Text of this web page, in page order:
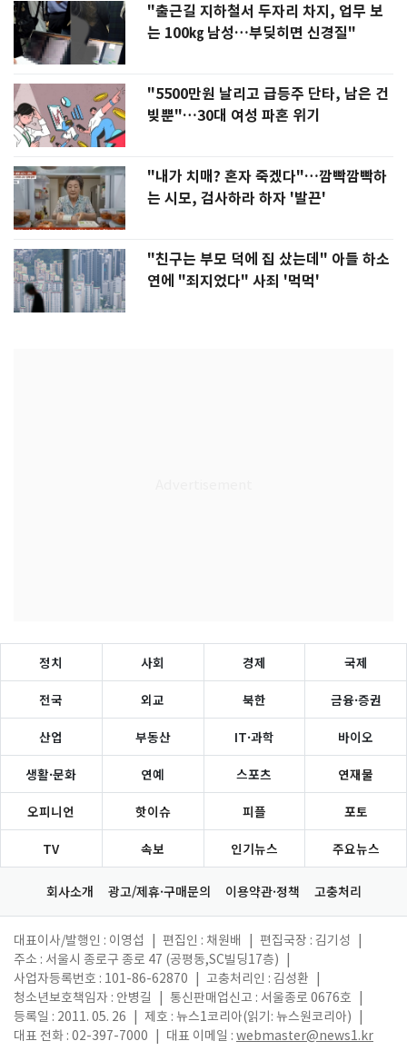
"출근길 지하철서 두자리 차지, 업무 보
는 100㎏ 남성…부딪히면 신경질"
"5500만원 날리고 급등주 단타, 남은 건
빚뿐"…30대 여성 파혼 위기
"내가 치매? 혼자 죽겠다"…깜빡깜빡하
는 시모, 검사하라 하자 '발끈'
"친구는 부모 덕에 집 샀는데" 아들 하소
연에 "죄지었다" 사죄 '먹먹'
정치 사회 경제 국제
전국 외교 북한 금융·증권
산업 부동산 IT·과학 바이오
생활·문화 연예 스포츠 연재물
오피니언 핫이슈 피플 포토
TV 속보 인기뉴스 주요뉴스
회사소개 광고/제휴·구매문의 이용약관·정책 고충처리
대표이사/발행인 : 이영섭 편집인 : 채원배 편집국장 : 김기성
주소 : 서울시 종로구 종로 47 (공평동,SC빌딩17층)
사업자등록번호 : 101-86-62870
고충처리인 : 김성환
청소년보호책임자 : 안병길
통신판매업신고 : 서울종로 0676호
등록일 : 2011. 05. 26
제호 : 뉴스1코리아(읽기: 뉴스원코리아)
대표 전화 : 02-397-7000
대표 이메일 : webmaster@news1.kr